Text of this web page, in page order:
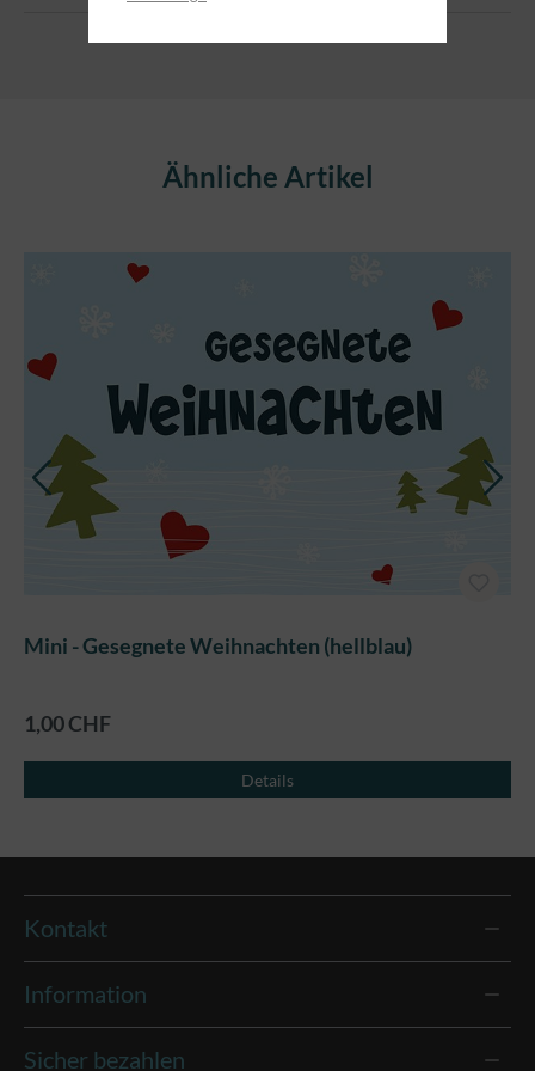
Produktgalerie überspringenÄhnliche Artikel
Mini - Gesegnete Weihnachten (hellblau)
1,00 CHF
Details
Kontakt
Information
Sicher bezahlen